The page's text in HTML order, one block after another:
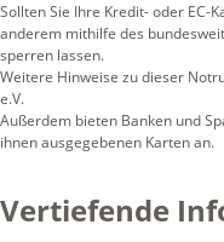
Sollten Sie Ihre Kredit- oder EC-
anderem mithilfe des
sperren lassen.
Weitere Hinweise zu dieser
e.V.
Außerdem bieten Banken und
ihnen ausgegebenen Karten an.
Vertiefende